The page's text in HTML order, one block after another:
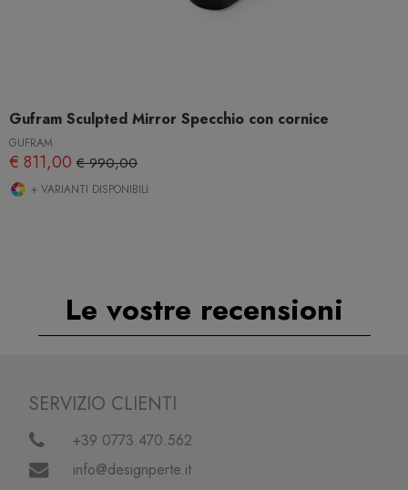
Gufram Sculpted Mirror Specchio con cornice
GUFRAM
€ 811,00 € 990,00
+ VARIANTI DISPONIBILI
Le vostre recensioni
SERVIZIO CLIENTI
+39 0773.470.562
info@designperte.it